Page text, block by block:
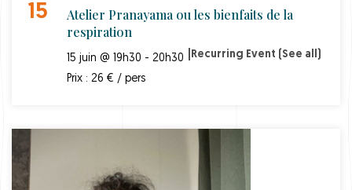
15
Atelier Pranayama ou les bienfaits de la
respiration
15 juin @ 19h30 - 20h30 Recurring Event (See all)
Prix : 26 € / pers